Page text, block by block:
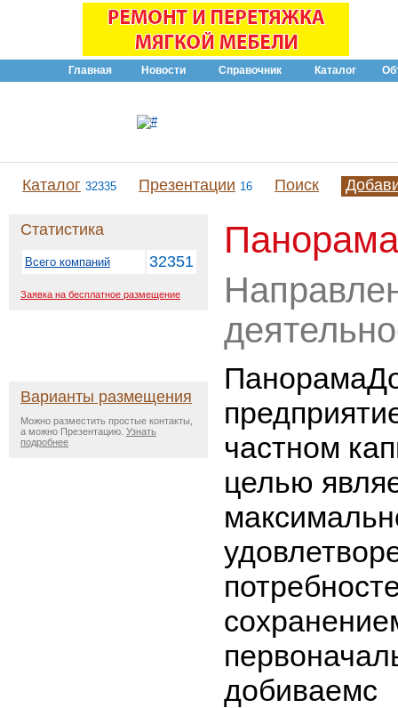
Главная Новости Справочник Каталог
Каталог 32335 Презентации 16 Поиск
Статистика
Всего компаний 32351
Заявка на бесплатное размещение
Варианты размещения
Можно разместить простые контакты,
а можно Презентацию. Узнать
подробнее
частном
целью
добиваемс